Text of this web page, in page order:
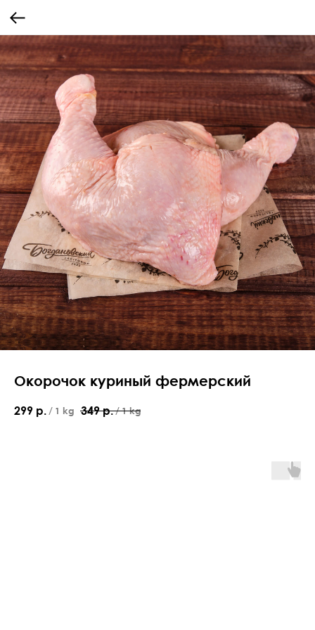
Окорочок куриный фермерский
299 р. / 1 kg 349 р./1 kg